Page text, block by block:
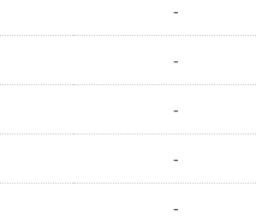
-
-
-
-
-